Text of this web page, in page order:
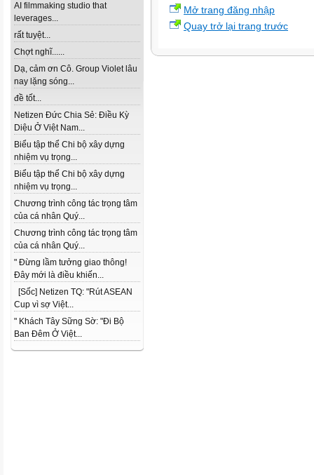
AI filmmaking studio that
leverages...
rất tuyệt...
Chợt nghĩ......
Dạ, cảm ơn Cô. Group Violet lâu
nay lặng sóng...
đề tốt...
Netizen Đức Chia Sẻ: Điều Kỳ
Diệu Ở Việt Nam...
Biểu tập thể Chi bộ xây dựng
nhiệm vụ trọng...
Biểu tập thể Chi bộ xây dựng
nhiệm vụ trọng...
Chương trình công tác trọng tâm
của cá nhân Quý...
Chương trình công tác trọng tâm
của cá nhân Quý...
" Đừng lầm tưởng giao thông!
Đây mới là điều khiến...
[Sốc] Netizen TQ: "Rút ASEAN
Cup vì sợ Việt...
" Khách Tây Sững Sờ: "Đi Bộ
Ban Đêm Ở Việt...
Mở trang đăng nhập
Quay trở lại trang trước